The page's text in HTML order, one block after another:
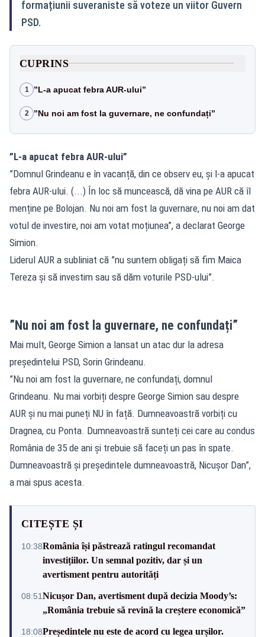
formațiunii suveraniste să voteze un viitor Guvern
PSD.
CUPRINS
1 ”L-a apucat febra AUR-ului”
2 ”Nu noi am fost la guvernare, ne confundați”
”L-a apucat febra AUR-ului”
”Domnul Grindeanu e în vacanță, din ce observ eu, și l-a apucat
febra AUR-ului. (...) În loc să muncească, dă vina pe AUR că îl
menține pe Bolojan. Nu noi am fost la guvernare, nu noi am dat
votul de investire, noi am votat moțiunea”, a declarat George
Simion.
Liderul AUR a subliniat că ”nu suntem obligați să fim Maica
Tereza și să investim sau să dăm voturile PSD-ului”.
”Nu noi am fost la guvernare, ne confundați”
Mai mult, George Simion a lansat un atac dur la adresa
președintelui PSD, Sorin Grindeanu.
”Nu noi am fost la guvernare, ne confundați, domnul
Grindeanu. Nu mai vorbiți despre George Simion sau despre
AUR și nu mai puneți NU în față. Dumneavoastră vorbiți cu
Dragnea, cu Ponta. Dumneavoastră sunteți cei care au condus
România de 35 de ani și trebuie să faceți un pas în spate.
Dumneavoastră și președintele dumneavoastră, Nicușor Dan”,
a mai spus acesta.
CITEȘTE ȘI
10:38România își păstrează ratingul recomandat
investițiilor. Un semnal pozitiv, dar și un
avertisment pentru autorități
08:51Nicușor Dan, avertisment după decizia Moody’s:
„România trebuie să revină la creștere economică”
18:08Președintele nu este de acord cu legea urșilor.